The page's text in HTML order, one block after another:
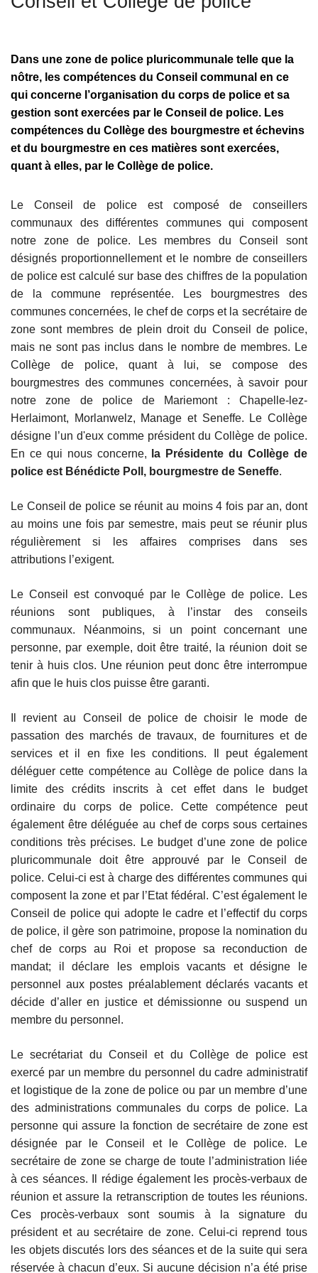
Dans une zone de police pluricommunale telle que la
nôtre, les compétences du Conseil communal en ce
qui concerne l’organisation du corps de police et sa
gestion sont exercées par le Conseil de police. Les
compétences du Collège des bourgmestre et échevins
et du bourgmestre en ces matières sont exercées,
quant à elles, par le Collège de police.
Le Conseil de police est composé de conseillers
communaux des différentes communes qui composent
notre zone de police. Les membres du Conseil sont
désignés proportionnellement et le nombre de conseillers
de police est calculé sur base des chiffres de la population
de la commune représentée. Les bourgmestres des
communes concernées, le chef de corps et la secrétaire de
zone sont membres de plein droit du Conseil de police,
mais ne sont pas inclus dans le nombre de membres. Le
Collège de police, quant à lui, se compose des
bourgmestres des communes concernées, à savoir pour
notre zone de police de Mariemont : Chapelle-lez-
Herlaimont, Morlanwelz, Manage et Seneffe. Le Collège
désigne l’un d'eux comme président du Collège de police.
En ce qui nous concerne,
la Présidente du Collège de
police est Bénédicte Poll, bourgmestre de Seneffe.
Le Conseil de police se réunit au moins 4 fois par an, dont
au moins une fois par semestre, mais peut se réunir plus
régulièrement si les affaires comprises dans ses
attributions l’exigent.
Le Conseil est convoqué par le Collège de police. Les
réunions sont publiques, à l’instar des conseils
communaux. Néanmoins, si un point concernant une
personne, par exemple, doit être traité, la réunion doit se
tenir à huis clos. Une réunion peut donc être interrompue
afin que le huis clos puisse être garanti.
Il revient au Conseil de police de choisir le mode de
passation des marchés de travaux, de fournitures et de
services et il en fixe les conditions. Il peut également
déléguer cette compétence au Collège de police dans la
limite des crédits inscrits à cet effet dans le budget
ordinaire du corps de police. Cette compétence peut
également être déléguée au chef de corps sous certaines
conditions très précises. Le budget d’une zone de police
pluricommunale doit être approuvé par le Conseil de
police. Celui-ci est à charge des différentes communes qui
composent la zone et par l’Etat fédéral. C’est également le
Conseil de police qui adopte le cadre et l’effectif du corps
de police, il gère son patrimoine, propose la nomination du
chef de corps au Roi et propose sa reconduction de
mandat; il déclare les emplois vacants et désigne le
personnel aux postes préalablement déclarés vacants et
décide d’aller en justice et démissionne ou suspend un
membre du personnel.
Le secrétariat du Conseil et du Collège de police est
exercé par un membre du personnel du cadre administratif
et logistique de la zone de police ou par un membre d’une
des administrations communales du corps de police. La
personne qui assure la fonction de secrétaire de zone est
désignée par le Conseil et le Collège de police. Le
secrétaire de zone se charge de toute l’administration liée
à ces séances. Il rédige également les procès-verbaux de
réunion et assure la retranscription de toutes les réunions.
Ces procès-verbaux sont soumis à la signature du
président et au secrétaire de zone. Celui-ci reprend tous
les objets discutés lors des séances et de la suite qui sera
réservée à chacun d’eux. Si aucune décision n’a été prise